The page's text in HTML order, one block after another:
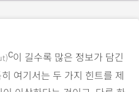
C이 길수록 많은 정보가 담긴
여기서는 두 가지 힌트를 제